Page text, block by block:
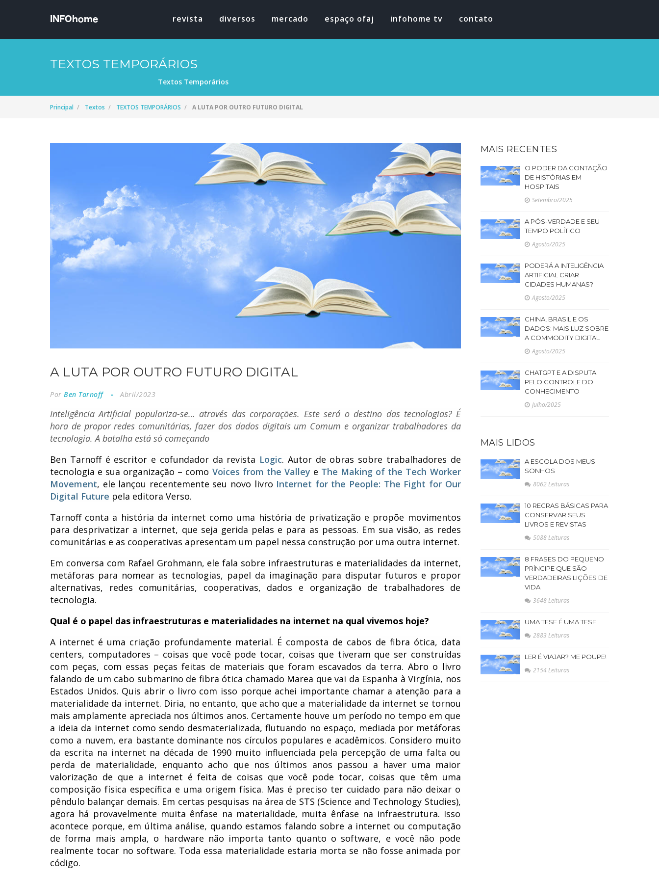
revista diversos mercado espaço ofaj infohome tv contato
TEXTOS TEMPORÁRIOS
Textos Temporários
Principal Textos TEXTOS TEMPORÁRIOS A LUTA POR OUTRO FUTURO DIGITAL
A LUTA POR OUTRO FUTURO DIGITAL
Por Ben Tarnoff Abril/2023
Inteligência Artificial populariza-se… através das corporações. Este será o destino das tecnologias? É
hora de propor redes comunitárias, fazer dos dados digitais um Comum e organizar trabalhadores da
tecnologia. A batalha está só começando
Ben Tarnoff é escritor e cofundador da revista Logic. Autor de obras sobre trabalhadores de
tecnologia e sua organização – como Voices from the Valley e The Making of the Tech Worker
Movement, ele lançou recentemente seu novo livro Internet for the People: The Fight for Our
Digital Future pela editora Verso.
Tarnoff conta a história da internet como uma história de privatização e propõe movimentos
para desprivatizar a internet, que seja gerida pelas e para as pessoas. Em sua visão, as redes
comunitárias e as cooperativas apresentam um papel nessa construção por uma outra internet.
Em conversa com Rafael Grohmann, ele fala sobre infraestruturas e materialidades da internet,
metáforas para nomear as tecnologias, papel da imaginação para disputar futuros e propor
alternativas, redes comunitárias, cooperativas, dados e organização de trabalhadores de
tecnologia.
Qual é o papel das infraestruturas e materialidades na internet na qual vivemos hoje?
A internet é uma criação profundamente material. É composta de cabos de fibra ótica, data
centers, computadores – coisas que você pode tocar, coisas que tiveram que ser construídas
com peças, com essas peças feitas de materiais que foram escavados da terra. Abro o livro
falando de um cabo submarino de fibra ótica chamado Marea que vai da Espanha à Virgínia, nos
Estados Unidos. Quis abrir o livro com isso porque achei importante chamar a atenção para a
materialidade da internet. Diria, no entanto, que acho que a materialidade da internet se tornou
mais amplamente apreciada nos últimos anos. Certamente houve um período no tempo em que
a ideia da internet como sendo desmaterializada, flutuando no espaço, mediada por metáforas
como a nuvem, era bastante dominante nos círculos populares e acadêmicos. Considero muito
da escrita na internet na década de 1990 muito influenciada pela percepção de uma falta ou
perda de materialidade, enquanto acho que nos últimos anos passou a haver uma maior
valorização de que a internet é feita de coisas que você pode tocar, coisas que têm uma
composição física específica e uma origem física. Mas é preciso ter cuidado para não deixar o
pêndulo balançar demais. Em certas pesquisas na área de STS (Science and Technology Studies),
agora há provavelmente muita ênfase na materialidade, muita ênfase na infraestrutura. Isso
acontece porque, em última análise, quando estamos falando sobre a internet ou computação
de forma mais ampla, o hardware não importa tanto quanto o software, e você não pode
realmente tocar no software. Toda essa materialidade estaria morta se não fosse animada por
código.
MAIS RECENTES
O PODER DA CONTAÇÃO
DE HISTÓRIAS EM
HOSPITAIS
Setembro/2025
A PÓS-VERDADE E SEU
TEMPO POLÍTICO
Agosto/2025
PODERÁ A INTELIGÊNCIA
ARTIFICIAL CRIAR
CIDADES HUMANAS?
Agosto/2025
CHINA, BRASIL E OS
DADOS: MAIS LUZ SOBRE
A COMMODITY DIGITAL
Agosto/2025
CHATGPT E A DISPUTA
PELO CONTROLE DO
CONHECIMENTO
Julho/2025
MAIS LIDOS
A ESCOLA DOS MEUS
SONHOS
8062 Leituras
10 REGRAS BÁSICAS PARA
CONSERVAR SEUS
LIVROS E REVISTAS
5088 Leituras
8 FRASES DO PEQUENO
PRÍNCIPE QUE SÃO
VERDADEIRAS LIÇÕES DE
VIDA
3648 Leituras
UMA TESE É UMA TESE
2883 Leituras
LER É VIAJAR? ME POUPE!
2154 Leituras